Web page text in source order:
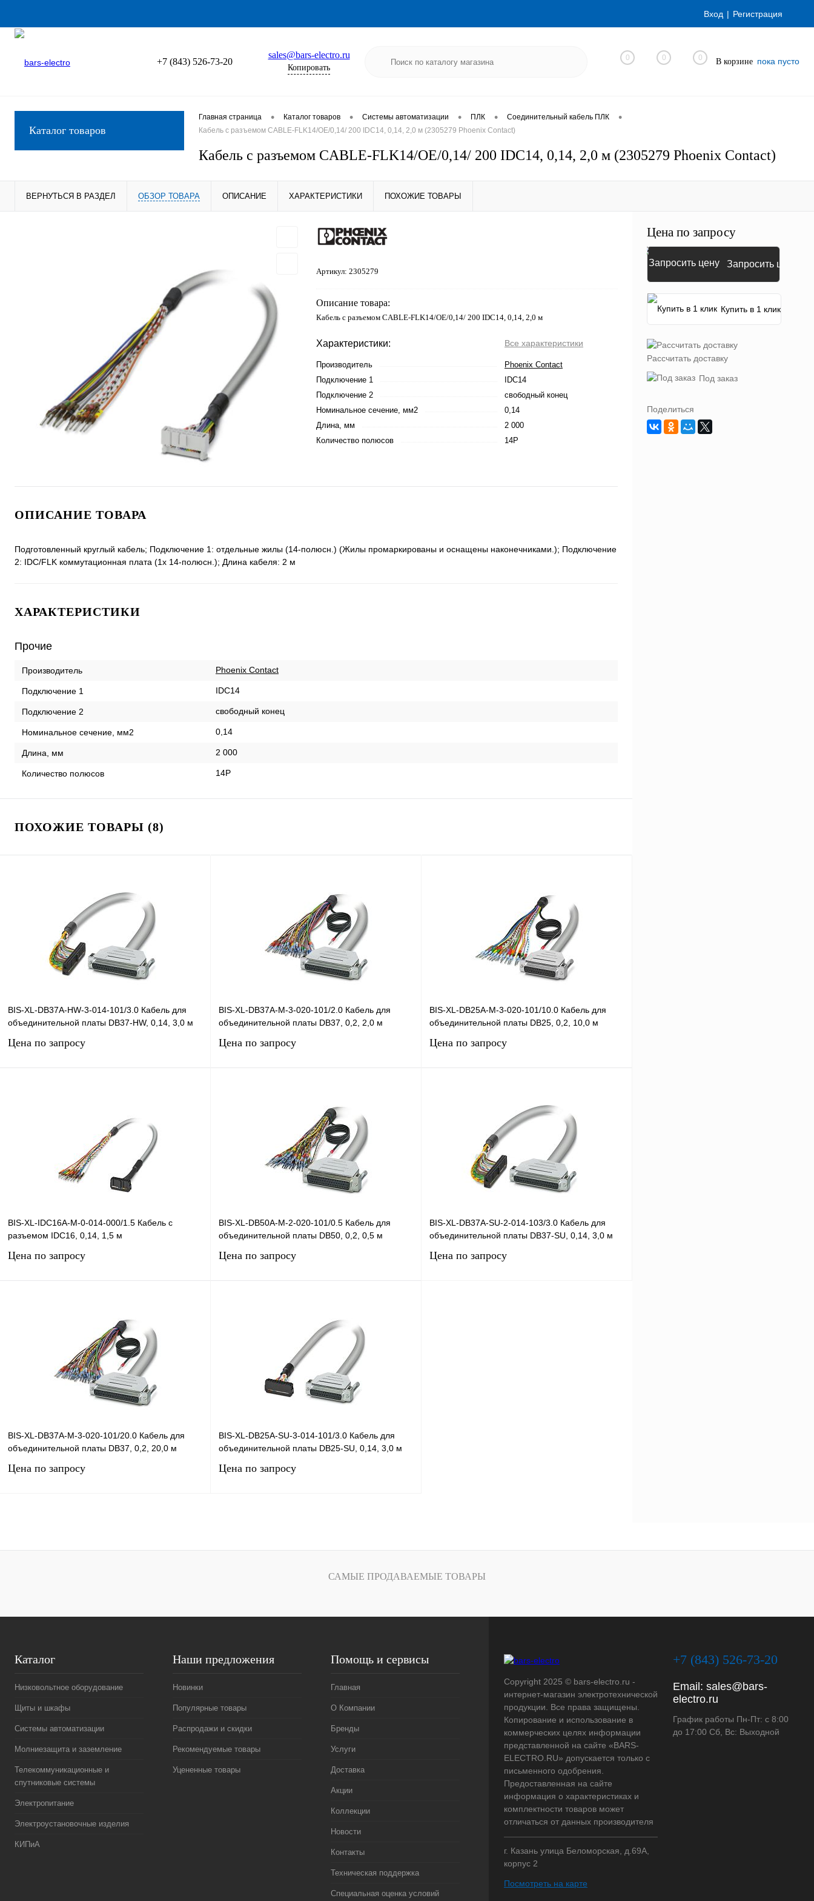
Вход Регистрация
+7 (843) 526-73-20
sales@bars-electro.ru
Копировать
0 0 0 В корзине пока пусто
Каталог товаров
Главная страница • Каталог товаров • Системы автоматизации • ПЛК • Соединительный кабель ПЛК •
Кабель с разъемом CABLE-FLK14/OE/0,14/ 200 IDC14, 0,14, 2,0 м (2305279 Phoenix Contact)
Кабель с разъемом CABLE-FLK14/OE/0,14/ 200 IDC14, 0,14, 2,0 м (2305279 Phoenix Contact)
ВЕРНУТЬСЯ В РАЗДЕЛ ОБЗОР ТОВАРА ОПИСАНИЕ ХАРАКТЕРИСТИКИ ПОХОЖИЕ ТОВАРЫ
Артикул: 2305279
Описание товара:
Кабель с разъемом CABLE-FLK14/OE/0,14/ 200 IDC14, 0,14, 2,0 м
Характеристики: Все характеристики
Производитель
Phoenix Contact
Подключение 1
IDC14
Подключение 2
свободный конец
Номинальное сечение, мм2
0,14
Длина, мм
2 000
Количество полюсов
14P
ОПИСАНИЕ ТОВАРА
Подготовленный круглый кабель; Подключение 1: отдельные жилы (14-полюсн.) (Жилы промаркированы и оснащены наконечниками.); Подключение
2: IDC/FLK коммутационная плата (1x 14-полюсн.); Длина кабеля: 2 м
ХАРАКТЕРИСТИКИ
Прочие
Производитель Phoenix Contact
Подключение 1 IDC14
Подключение 2 свободный конец
Номинальное сечение, мм2 0,14
Длина, мм 2 000
Количество полюсов 14P
ПОХОЖИЕ ТОВАРЫ (8)
BIS-XL-DB37A-HW-3-014-101/3.0 Кабель для
объединительной платы DB37-HW, 0,14, 3,0 м
Цена по запросу
Сравнение
Под заказ
BIS-XL-DB37A-M-3-020-101/2.0 Кабель для
объединительной платы DB37, 0,2, 2,0 м
Цена по запросу
Сравнение
Под заказ
BIS-XL-DB25A-M-3-020-101/10.0 Кабель для
объединительной платы DB25, 0,2, 10,0 м
Цена по запросу
Сравнение
Под заказ
BIS-XL-IDC16A-M-0-014-000/1.5 Кабель с
разъемом IDC16, 0,14, 1,5 м
Цена по запросу
Сравнение
Под заказ
BIS-XL-DB50A-M-2-020-101/0.5 Кабель для
объединительной платы DB50, 0,2, 0,5 м
Цена по запросу
Сравнение
Под заказ
BIS-XL-DB37A-SU-2-014-103/3.0 Кабель для
объединительной платы DB37-SU, 0,14, 3,0 м
Цена по запросу
BIS-XL-DB37A-M-3-020-101/20.0 Кабель для
объединительной платы DB37, 0,2, 20,0 м
Цена по запросу
Купить в 1 клик Сравнение
BIS-XL-DB25A-SU-3-014-101/3.0 Кабель для
объединительной платы DB25-SU, 0,14, 3,0 м
Цена по запросу
Купить в 1 клик Сравнение
Цена по запросу
Запросить цену
Купить в 1 клик
Рассчитать доставку
Под заказ
Поделиться
САМЫЕ ПРОДАВАЕМЫЕ ТОВАРЫ
Каталог
Низковольтное оборудование
Щиты и шкафы
Системы автоматизации
Молниезащита и заземление
Телекоммуникационные и
спутниковые системы
Электропитание
Электроустановочные изделия
КИПиА
Наши предложения
Новинки
Популярные товары
Распродажи и скидки
Рекомендуемые товары
Уцененные товары
Помощь и сервисы
Главная
О Компании
Бренды
Услуги
Доставка
Акции
Коллекции
Новости
Контакты
Техническая поддержка
Специальная оценка условий
Copyright 2025 © bars-electro.ru -
интернет-магазин электротехнической
продукции. Все права защищены.
Копирование и использование в
коммерческих целях информации
представленной на сайте «BARS-
ELECTRO.RU» допускается только с
письменного одобрения.
Предоставленная на сайте
информация о характеристиках и
комплектности товаров может
отличаться от данных производителя
г. Казань улица Беломорская, д.69А,
корпус 2
Посмотреть на карте
+7 (843) 526-73-20
Email: sales@bars-
electro.ru
График работы Пн-Пт: с 8:00
до 17:00 Сб, Вс: Выходной